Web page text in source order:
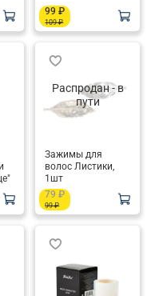
99 ₽
109 ₽
Распродан - в
пути
Зажимы для
волос Листики,
1шт
79 ₽
99 ₽